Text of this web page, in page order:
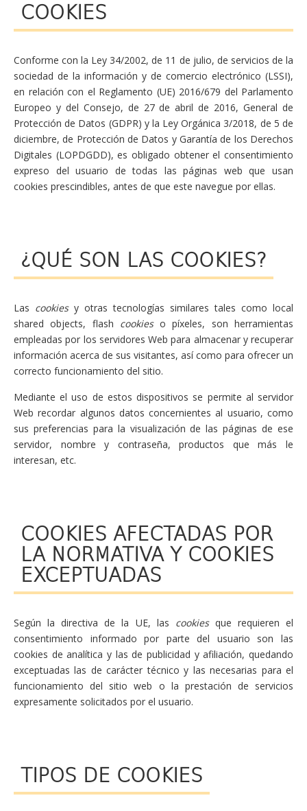
COOKIES
Conforme con la Ley 34/2002, de 11 de julio, de servicios de la
sociedad de la información y de comercio electrónico (LSSI),
en relación con el Reglamento (UE) 2016/679 del Parlamento
Europeo y del Consejo, de 27 de abril de 2016, General de
Protección de Datos (GDPR) y la Ley Orgánica 3/2018, de 5 de
diciembre, de Protección de Datos y Garantía de los Derechos
Digitales (LOPDGDD), es obligado obtener el consentimiento
expreso del usuario de todas las páginas web que usan
cookies prescindibles, antes de que este navegue por ellas.
¿QUÉ SON LAS COOKIES?
Las cookiesy otras tecnologías similares tales como local
shared objects, flash cookieso píxeles, son herramientas
empleadas por los servidores Web para almacenar y recuperar
información acerca de sus visitantes, así como para ofrecer un
correcto funcionamiento del sitio.
Mediante el uso de estos dispositivos se permite al servidor
Web recordar algunos datos concernientes al usuario, como
sus preferencias para la visualización de las páginas de ese
servidor, nombre y contraseña, productos que más le
interesan, etc.
COOKIES AFECTADAS POR
LA NORMATIVA Y COOKIES
EXCEPTUADAS
Según la directiva de la UE, las cookiesque requieren el
consentimiento informado por parte del usuario son las
cookies de analítica y las de publicidad y afiliación, quedando
exceptuadas las de carácter técnico y las necesarias para el
funcionamiento del sitio web o la prestación de servicios
expresamente solicitados por el usuario.
TIPOS DE COOKIES